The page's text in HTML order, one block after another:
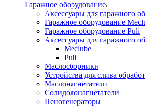
Гаражное оборудование
Аксессуары для гаражного
Гаражное оборудование
Гаражное оборудование Puli
Аксессуары для гаражного
Meclube
Puli
Маслосборники
Устройства для слива
Маслонагнетатели
Солидолонагнетатели
Пеногенераторы